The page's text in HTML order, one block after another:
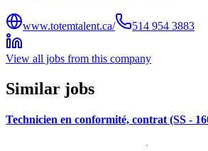
www.totemtalent.ca/ 514 954 3883
View all jobs from this company
Similar jobs
Technicien en conformité, contrat (SS -